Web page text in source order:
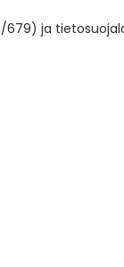
ja